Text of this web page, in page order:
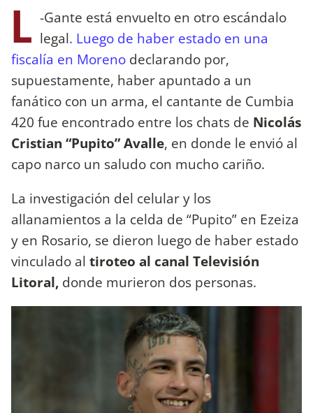
L -Gante está envuelto en otro escándalo
legal. Luego de haber estado en una
fiscalía en Moreno declarando por,
supuestamente, haber apuntado a un
fanático con un arma, el cantante de Cumbia
420 fue encontrado entre los chats de Nicolás
Cristian “Pupito” Avalle, en donde le envió al
capo narco un saludo con mucho cariño.
La investigación del celular y los
allanamientos a la celda de “Pupito” en Ezeiza
y en Rosario, se dieron luego de haber estado
vinculado al tiroteo al canal Televisión
Litoral, donde murieron dos personas.